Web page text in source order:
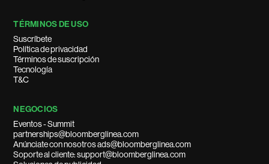
TÉRMINOS DE USO
Suscríbete
Política de privacidad
Términos de suscripción
Tecnología
T&C
NEGOCIOS
Eventos - Summit
partnerships@bloomberglinea.com
Anúnciate con nosotros ads@bloomberglinea.com
Soporte al cliente: support@bloomberglinea.com